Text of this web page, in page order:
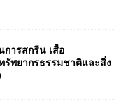
การสกรีน เสื้อ
พยากรธรรมชาติและสิ่ง